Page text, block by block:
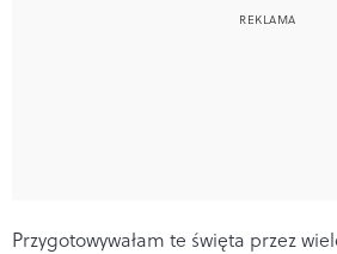
Przygotowywałam te święta przez